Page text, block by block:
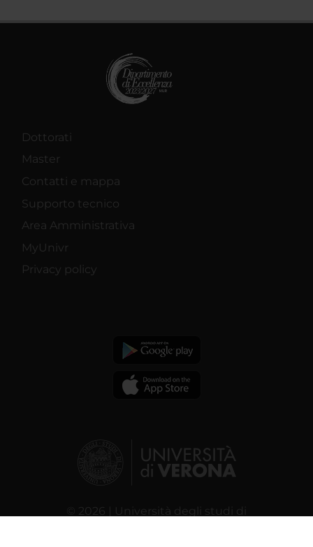
Dottorati
Master
Contatti e mappa
Supporto tecnico
Area Amministrativa
MyUnivr
Privacy policy
© 2026 | Università degli studi di